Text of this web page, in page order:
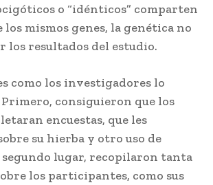
o “idénticos” comparten
los mismos genes, la genética no
los resultados del estudio.
como los investigadores lo
consiguieron que los
encuestas, que les
su hierba y otro uso de
segundo lugar, recopilaron tanta
los participantes, como sus